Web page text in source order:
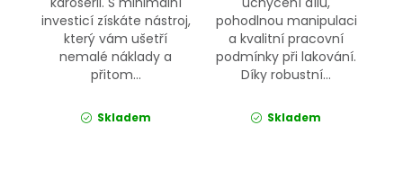
investicí získáte nástroj,
který vám ušetří
nemalé náklady a
přitom...
Skladem
pohodlnou manipulaci
a kvalitní pracovní
podmínky při lakování.
Díky robustní...
Skladem